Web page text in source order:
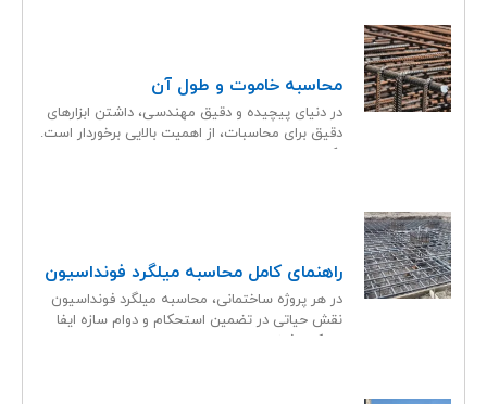
محاسبه خاموت و طول آن
در دنیای پیچیده و دقیق مهندسی، داشتن ابزارهای
دقیق برای محاسبات، از اهمیت بالایی برخوردار است.
یکی از
راهنمای کامل محاسبه میلگرد فونداسیون
در هر پروژه ساختمانی، محاسبه میلگرد فونداسیون
نقش حیاتی در تضمین استحکام و دوام سازه ایفا
می‌کند. فونداسیون